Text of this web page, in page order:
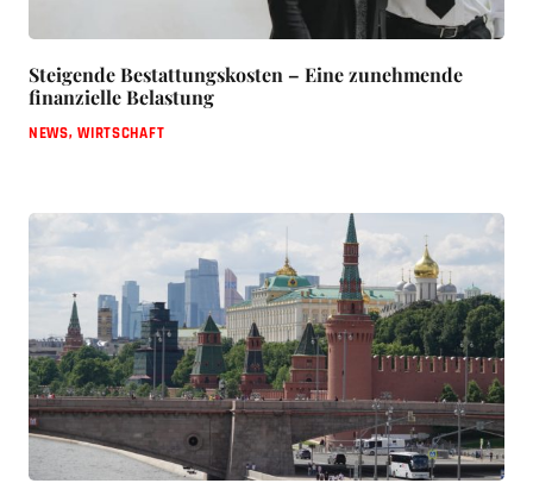
Steigende Bestattungskosten – Eine zunehmende
finanzielle Belastung
NEWS,WIRTSCHAFT